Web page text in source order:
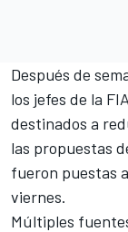
Después de
los jefes de la
destinados a
las propuestas
fueron puestas
viernes.
Múltiples